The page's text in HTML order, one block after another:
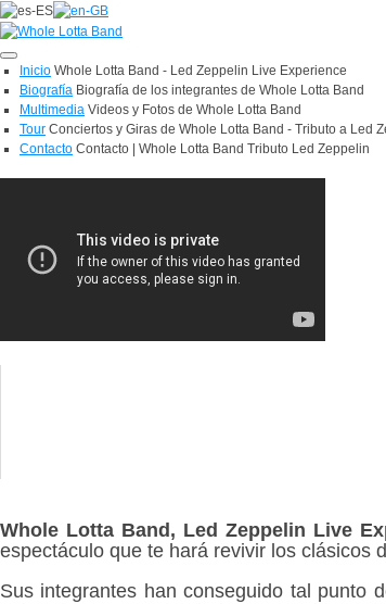
Toggle
navigation
Inicio Whole Lotta Band - Led Zeppelin Live Experience
Biografía Biografía de los integrantes de Whole Lotta Band
Multimedia Videos y Fotos de Whole Lotta Band
Tour Conciertos y Giras de Whole Lotta Band - Tributo a Led
Contacto Contacto | Whole Lotta Band Tributo Led Zeppelin
Whole Lotta Band, Led Zeppelin Live
espectáculo que te hará revivir los clásicos
Sus integrantes han conseguido tal punto